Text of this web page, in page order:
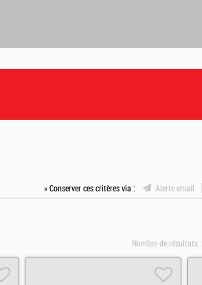
» Conserver ces critères via : Alerte email
Nombre de résultats :